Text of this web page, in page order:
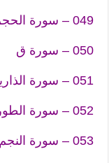
049 – سورة الحجرات
050 – سورة ق
051 – سورة الذاريات
052 – سورة الطور
053 – سورة النجم